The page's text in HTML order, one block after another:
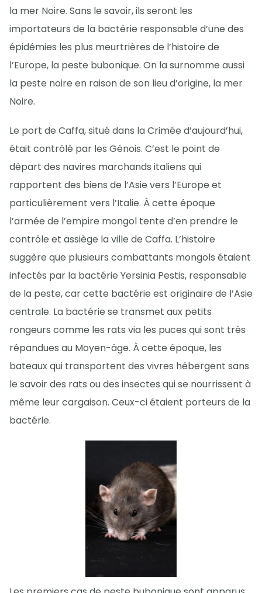
la mer Noire. Sans le savoir, ils seront les
importateurs de la bactérie responsable d’une des
épidémies les plus meurtrières de l’histoire de
l’Europe, la peste bubonique. On la surnomme aussi
la peste noire en raison de son lieu d’origine, la mer
Noire.
Le port de Caffa, situé dans la Crimée d’aujourd’hui,
était contrôlé par les Génois. C’est le point de
départ des navires marchands italiens qui
rapportent des biens de l’Asie vers l’Europe et
particulièrement vers l’Italie. À cette époque
l’armée de l’empire mongol tente d’en prendre le
contrôle et assiège la ville de Caffa. L’histoire
suggère que plusieurs combattants mongols étaient
infectés par la bactérie Yersinia Pestis, responsable
de la peste, car cette bactérie est originaire de l’Asie
centrale. La bactérie se transmet aux petits
rongeurs comme les rats via les puces qui sont très
répandues au Moyen-âge. À cette époque, les
bateaux qui transportent des vivres hébergent sans
le savoir des rats ou des insectes qui se nourrissent à
même leur cargaison. Ceux-ci étaient porteurs de la
bactérie.